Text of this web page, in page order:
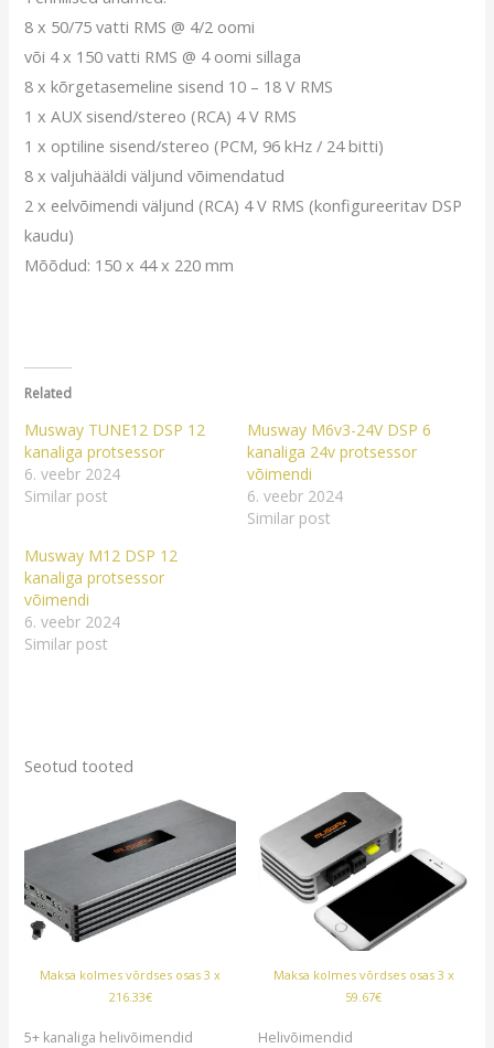
8 x 50/75 vatti RMS @ 4/2 oomi
või 4 x 150 vatti RMS @ 4 oomi sillaga
8 x kõrgetasemeline sisend 10 – 18 V RMS
1 x AUX sisend/stereo (RCA) 4 V RMS
1 x optiline sisend/stereo (PCM, 96 kHz / 24 bitti)
8 x valjuhääldi väljund võimendatud
2 x eelvõimendi väljund (RCA) 4 V RMS (konfigureeritav DSP
kaudu)
Mõõdud: 150 x 44 x 220 mm
Related
Musway TUNE12 DSP 12
kanaliga protsessor
6. veebr 2024
Similar post
Musway M6v3-24V DSP 6
kanaliga 24v protsessor
võimendi
6. veebr 2024
Similar post
Musway M12 DSP 12
kanaliga protsessor
võimendi
6. veebr 2024
Similar post
Seotud tooted
Maksa kolmes võrdses osas 3 x
216.33€
5+ kanaliga helivõimendid
Maksa kolmes võrdses osas 3 x
59.67€
Helivõimendid